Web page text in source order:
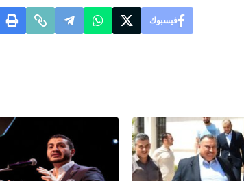
فيسبوك